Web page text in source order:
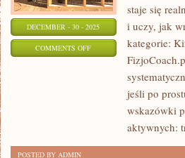
DECEMBER - 30 - 2025
COMMENTS OFFON
ORTOPEDYCZNE
staje się
i uczy, jak
kategorie:
jeśli po
wskazówki
aktywnych:
POSTED BY ADMIN